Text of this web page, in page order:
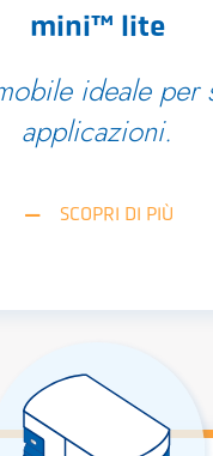
mini™ lite
ideale per
applicazioni.
SCOPRI DI PIÙ